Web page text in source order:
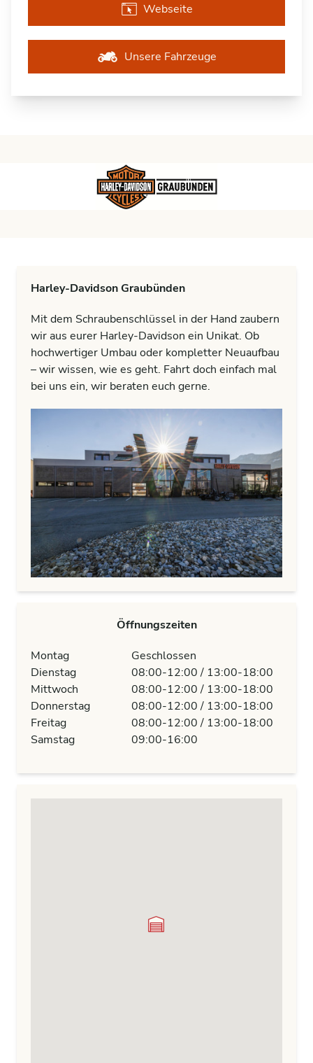
Webseite
Unsere Fahrzeuge
Harley-Davidson Graubünden
Mit dem Schraubenschlüssel in der Hand zaubern
wir aus eurer Harley-Davidson ein Unikat. Ob
hochwertiger Umbau oder kompletter Neuaufbau
– wir wissen, wie es geht. Fahrt doch einfach mal
bei uns ein, wir beraten euch gerne.
Öffnungszeiten
Montag
Geschlossen
Dienstag
08:00-12:00 / 13:00-18:00
Mittwoch
08:00-12:00 / 13:00-18:00
Donnerstag
08:00-12:00 / 13:00-18:00
Freitag
08:00-12:00 / 13:00-18:00
Samstag
09:00-16:00